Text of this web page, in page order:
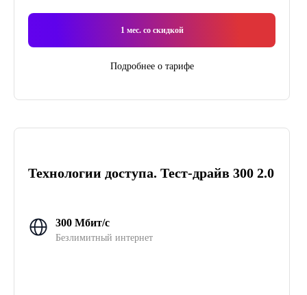
1мес. со скидкой
Подробнее о тарифе
Технологии доступа. Тест-драйв 300 2.0
300 Мбит/с
Безлимитный интернет